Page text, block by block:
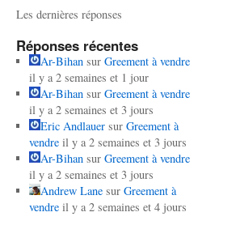
Les dernières réponses
Réponses récentes
Ar-Bihansur Greement à vendre
il y a 2 semaines et 1 jour
Ar-Bihansur Greement à vendre
il y a 2 semaines et 3 jours
Eric Andlauersur Greement à
vendre il y a 2 semaines et 3 jours
Ar-Bihansur Greement à vendre
il y a 2 semaines et 3 jours
Andrew Lanesur Greement à
vendre il y a 2 semaines et 4 jours